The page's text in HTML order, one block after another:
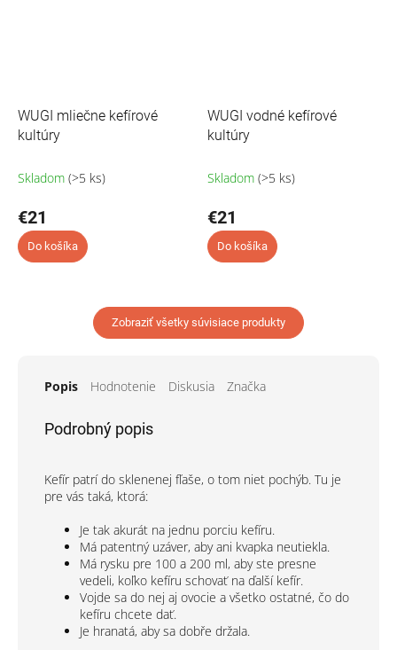
WUGI mliečne kefírové
kultúry
Skladom (>5 ks)
€21
Do košíka
WUGI vodné kefírové
kultúry
Skladom (>5 ks)
€21
Do košíka
Zobraziť všetky súvisiace produkty
Popis Hodnotenie Diskusia Značka
Podrobný popis
Kefír patrí do sklenenej fľaše, o tom niet pochýb. Tu je
pre vás taká, ktorá:
Je tak akurát na jednu porciu kefíru.
Má patentný uzáver, aby ani kvapka neutiekla.
Má rysku pre 100 a 200 ml, aby ste presne
vedeli, koľko kefíru schovať na ďalší kefír.
Vojde sa do nej aj ovocie a všetko ostatné, čo do
kefíru chcete dať.
Je hranatá, aby sa dobře držala.